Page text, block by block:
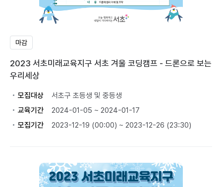
마감
2023 서초미래교육지구 서초 겨울 코딩캠프 - 드론으로 보는
우리세상
모집대상
서초구 초등생 및 중등생
교육기간
2024-01-05 ~ 2024-01-17
모집기간
2023-12-19 (00:00) ~ 2023-12-26 (23:30)